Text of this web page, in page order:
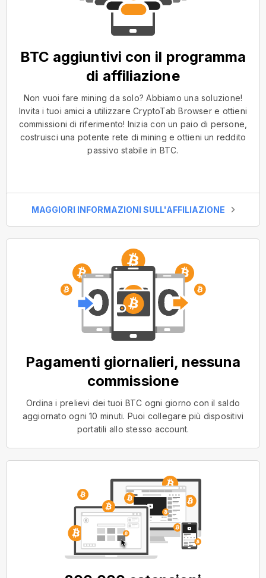
BTC aggiuntivi con il programma
di affiliazione
Non vuoi fare mining da solo? Abbiamo una soluzione!
Invita i tuoi amici a utilizzare CryptoTab Browser e ottieni
commissioni di riferimento! Inizia con un paio di persone,
costruisci una potente rete di mining e ottieni un reddito
passivo stabile in BTC.
MAGGIORI INFORMAZIONI SULL'AFFILIAZIONE
Pagamenti giornalieri, nessuna
commissione
Ordina i prelievi dei tuoi BTC ogni giorno con il saldo
aggiornato ogni 10 minuti. Puoi collegare più dispositivi
portatili allo stesso account.